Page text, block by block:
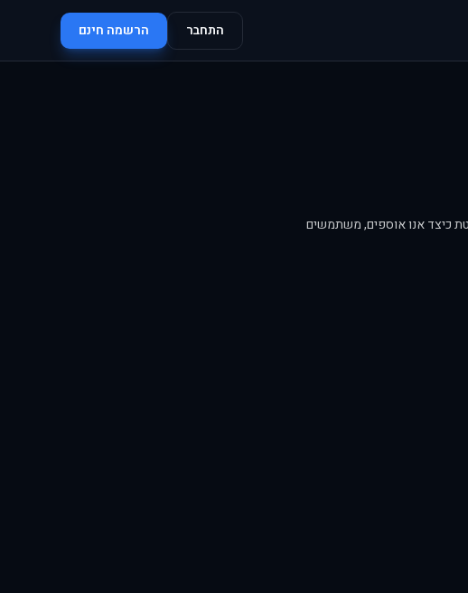
התחבר הרשמה חינם
כיצד אנו אוספים, משתמשים